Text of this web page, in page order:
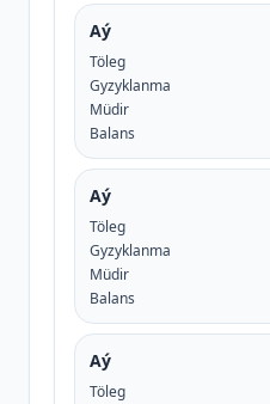
Aý
Töleg
Gyzyklanma
Müdir
Balans
Aý
Töleg
Gyzyklanma
Müdir
Balans
Aý
Töleg